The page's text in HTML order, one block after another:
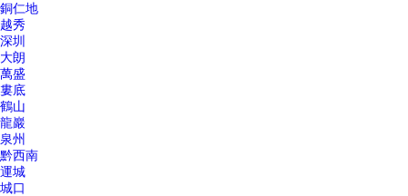
銅仁地
越秀
深圳
大朗
萬盛
婁底
鶴山
龍巖
泉州
黔西南
運城
城口